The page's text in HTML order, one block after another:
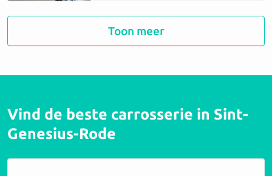
Smart Car Repair Zaventem
EDARCO BIS SRL
Toon meer
Vind de beste carrosserie in Sint-
Genesius-Rode